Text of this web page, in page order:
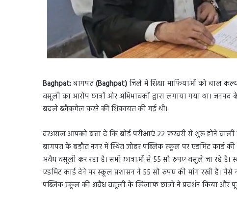
Baghpat:बागपत(Baghpat)जिले में शिक्षा माफियाओं को बाल
वसूली का आरोप छात्रों ओर अभिभावकों द्वारा लगाया गया था।
बदले ब्लैकमेल करने की शिकायत की गई थी।
दरअसल आपको बता दे कि बोर्ड परीक्षाएं 22 फरवरी से शुरू होने वाली
बागपत के बड़ौत नगर में स्थित जोहर पब्लिक स्कूल पर एडमिट
अवैध वसूली कर रहा है। सभी छात्राओं से 55 सौ रुपए वसूले जा रहे
एडमिट कार्ड देने पर स्कूल प्रशासन ने 55 सौ रुपए की मांग रखी है। पैसे न
पब्लिक स्कूल की अवैध वसूली के खिलाफ छात्रों ने प्रदर्शन किया और